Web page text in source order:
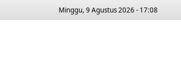
Minggu, 9 Agustus 2026 - 17:08